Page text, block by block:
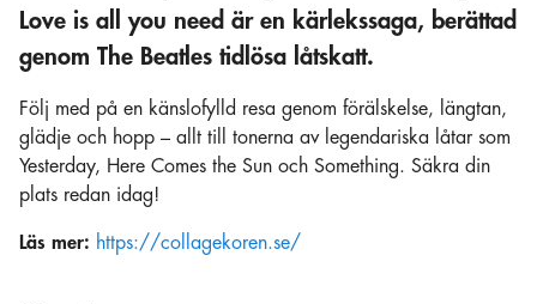
Love is all you need är en kärlekssaga, berättad
genom The Beatles tidlösa låtskatt.
Följ med på en känslofylld resa genom förälskelse, längtan,
glädje och hopp – allt till tonerna av legendariska låtar som
Yesterday, Here Comes the Sun och Something. Säkra din
plats redan idag!
Läs mer: https://collagekoren.se/